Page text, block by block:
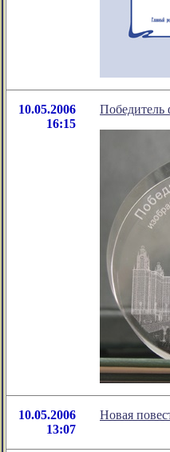
10.05.2006
16:15
Победитель
10.05.2006
13:07
Новая